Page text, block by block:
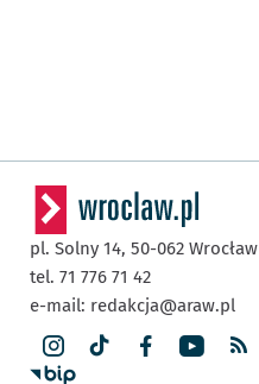
pl. Solny 14, 50-062 Wrocław
tel. 71 776 71 42
e-mail: redakcja@araw.pl